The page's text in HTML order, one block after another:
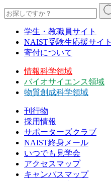
学生・教職員サイト
NAIST受験生応援サイト
寄付について
情報科学領域
バイオサイエンス領域
物質創成科学領域
刊行物
採用情報
サポーターズクラブ
NAIST終身メール
いつでも見学会
アクセスマップ
キャンパスマップ